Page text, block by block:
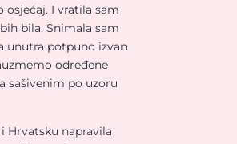
I vratila sam
bila. Snimala sam
unutra potpuno izvan
određene
sašivenim po uzoru
Hrvatsku napravila